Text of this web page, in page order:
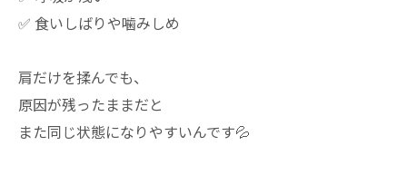
✅ 食いしばりや噛みしめ
肩だけを揉んでも、
原因が残ったままだと
また同じ状態になりやすいんです💦